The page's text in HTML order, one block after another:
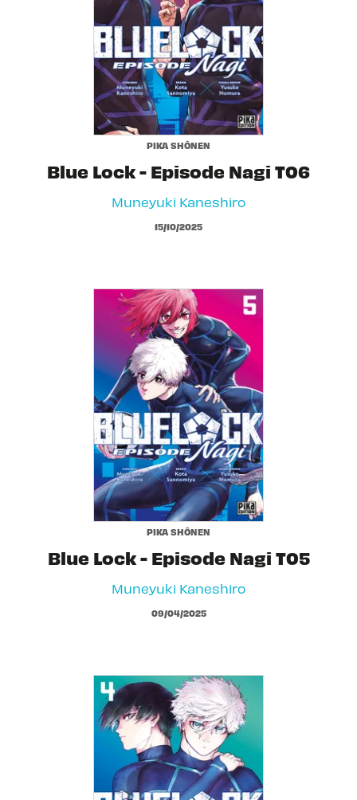
PIKA SHÔNEN
Blue Lock - Episode Nagi T06
Muneyuki Kaneshiro
15/10/2025
PIKA SHÔNEN
Blue Lock - Episode Nagi T05
Muneyuki Kaneshiro
09/04/2025